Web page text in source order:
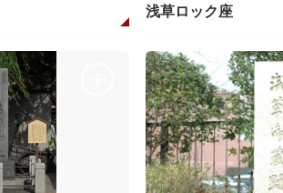
浅草ロック座